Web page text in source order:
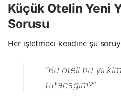
Küçük Otelin Yeni
Sorusu
Her işletmeci kendine şu
“Bu oteli bu yıl
tutacağım?”